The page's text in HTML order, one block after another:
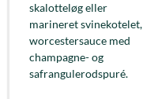
skalotteløg eller
marineret svinekotelet,
worcestersauce med
champagne- og
safrangulerodspuré.